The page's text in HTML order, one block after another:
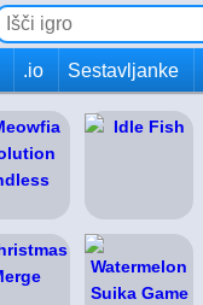
.io Sestavljanke